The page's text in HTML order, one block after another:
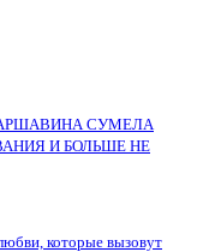
СУМЕЛА
И БОЛЬШЕ НЕ
которые вызовут